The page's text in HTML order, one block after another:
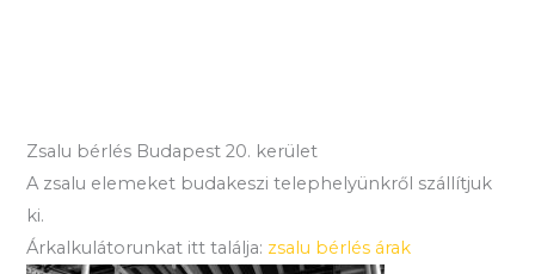
Zsalu bérlés Budapest 20. kerület
A zsalu elemeket budakeszi telephelyünkről szállítjuk
ki.
Árkalkulátorunkat itt találja: zsalu bérlés árak